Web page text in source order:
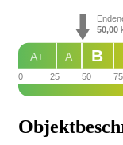
0 25 50 75
A
A+ B
50,00